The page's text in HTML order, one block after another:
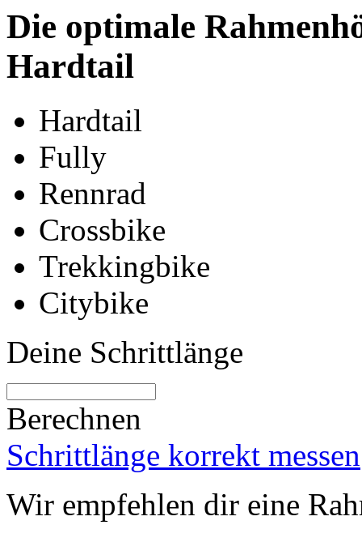
Die optimale
Hardtail
Hardtail
Fully
Rennrad
Crossbike
Trekkingbike
Citybike
Deine Schrittlänge
Berechnen
Schrittlänge korrekt messen
Wir empfehlen dir eine